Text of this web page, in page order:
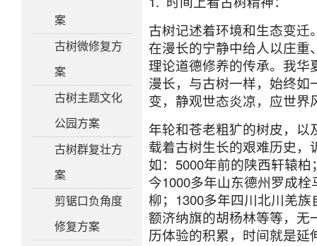
案
古树微修复方
案
古树主题文化
公园方案
古树群复壮方
案
剪锯口负角度
修复方案
古树记述着环境和生态变
在漫长的宁静中给人以庄
理论道德修养的传承。我华
漫长，与古树一样，始终
变，静观世态炎凉，应世界
年轮和苍老粗犷的树皮，
载着古树生长的艰难历史
如：5000年前的陕西轩辕柏
今1000多年山东德州罗成栓
柳； 1300多年四川北川羌
额济纳旗的胡杨林等等，
历体验的积累，时间就是延